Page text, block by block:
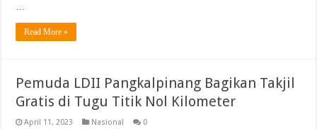
…
Read More »
Pemuda LDII Pangkalpinang Bagikan Takjil
Gratis di Tugu Titik Nol Kilometer
April 11, 2023 Nasional 0